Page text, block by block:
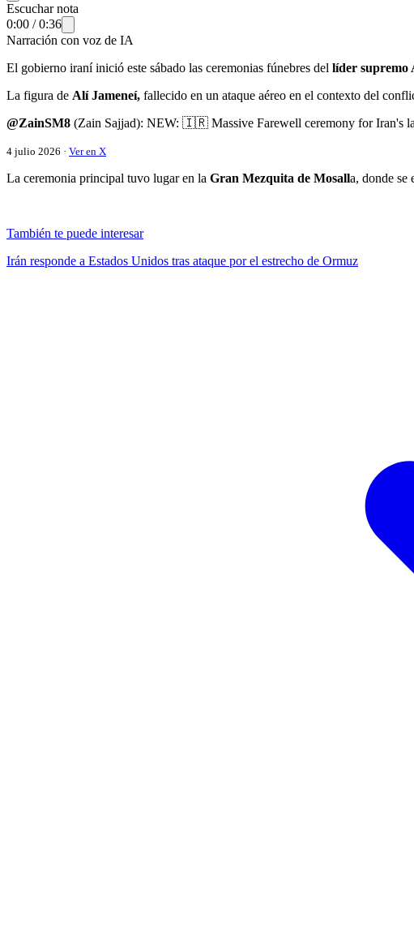
Escuchar nota
0:00 /0:36
Narración con voz de IA
El gobierno iraní inició este sábado las ceremonias fúnebres del líder supremo
La figura de Alí Jameneí, fallecido en un ataque aéreo en el contexto del
@ZainSM8 (Zain Sajjad): NEW: 🇮🇷 Massive Farewell ceremony for Iran's
4 julio 2026 · Ver en X
La ceremonia principal tuvo lugar en la Gran Mezquita de Mosalla, donde se
También te puede interesar
Irán responde a Estados Unidos tras ataque por el estrecho de Ormuz